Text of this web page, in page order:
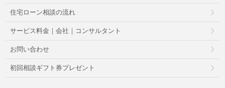
住宅ローン相談の流れ
サービス料金｜会社｜コンサルタント
お問い合わせ
初回相談ギフト券プレゼント